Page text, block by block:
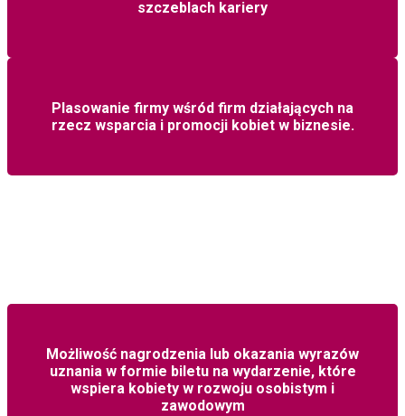
szczeblach kariery
Plasowanie firmy wśród firm działających na
rzecz wsparcia i promocji kobiet w biznesie.
Możliwość nagrodzenia lub okazania wyrazów
uznania w formie biletu na wydarzenie, które
wspiera kobiety w rozwoju osobistym i
zawodowym